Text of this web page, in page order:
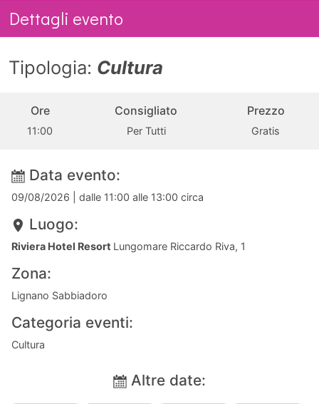
Dettagli evento
Tipologia: Cultura
Ore
11:00
Consigliato
Per Tutti
Prezzo
Gratis
Data evento:
09/08/2026 | dalle 11:00 alle 13:00 circa
Luogo:
Riviera Hotel Resort Lungomare Riccardo Riva, 1
Zona:
Lignano Sabbiadoro
Categoria eventi:
Cultura
Altre date: